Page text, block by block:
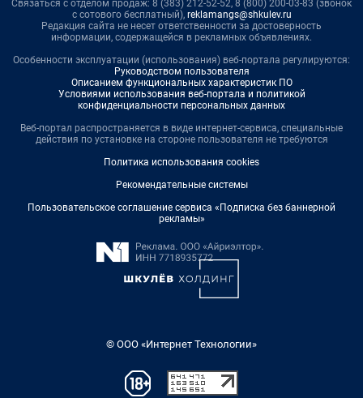
Связаться с отделом продаж: 8 (383) 212-52-52, 8 (800) 200-03-83 (звонок
с сотового бесплатный), reklamangs@shkulev.ru
Редакция сайта не несет ответственности за достоверность
информации, содержащейся в рекламных объявлениях.
Особенности эксплуатации (использования) веб-портала регулируются:
Руководством пользователя
Описанием функциональных характеристик ПО
Условиями использования веб-портала и политикой
конфиденциальности персональных данных
Веб-портал распространяется в виде интернет-сервиса, специальные
действия по установке на стороне пользователя не требуются
Политика использования cookies
Рекомендательные системы
Пользовательское соглашение сервиса «Подписка без баннерной
рекламы»
© ООО «Интернет Технологии»